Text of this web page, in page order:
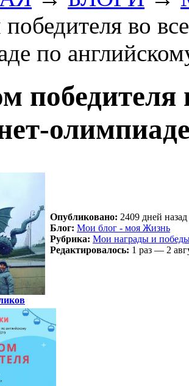
во
по
победителя
Опубликовано: 2409 дней
Блог: Мои блог - моя Жизнь
Рубрика: Мои награды и
Редактировалось: 1 раз — 2